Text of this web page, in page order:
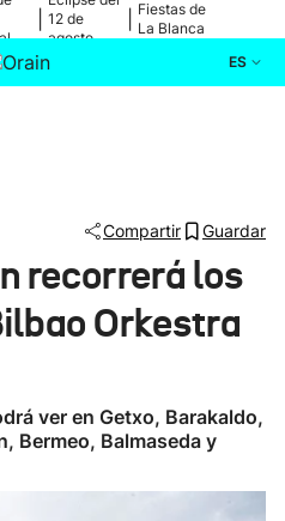
12 de
agosto
Fiestas de
La Blanca
ES
Compartir Guardar
recorrerá los
Orkestra
ver en Getxo, Barakaldo,
Bermeo, Balmaseda y